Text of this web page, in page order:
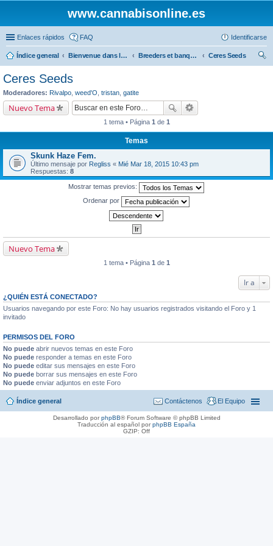
www.cannabisonline.es
Enlaces rápidos FAQ Identificarse
Índice general Bienvenue dans le forum de nos amis francophones Breeders et banques de graines
Ceres Seeds
Ceres Seeds
Moderadores: Rivalpo weed'O tristan gatite
Nuevo Tema
1 tema • Página 1 de 1
Temas
Skunk Haze Fem.
Último mensaje por Regliss « Mié Mar 18, 2015 10:43 pm
Respuestas: 8
Mostrar temas previos:
Ordenar por
Nuevo Tema
1 tema • Página 1 de 1
Ir a
¿QUIÉN ESTÁ CONECTADO?
Usuarios navegando por este Foro: No hay usuarios registrados visitando el Foro y 1
invitado
PERMISOS DEL FORO
No puede abrir nuevos temas en este Foro
No puede responder a temas en este Foro
No puede editar sus mensajes en este Foro
No puede borrar sus mensajes en este Foro
No puede enviar adjuntos en este Foro
Índice general El Equipo
Contáctenos
Desarrollado porphpBB® Forum Software © phpBB Limited
Traducción al español porphpBB España
GZIP: Off